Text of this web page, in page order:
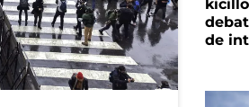
de